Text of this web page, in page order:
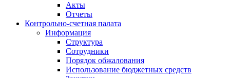
Акты
Отчеты
Контрольно-счетная палата
Информация
Структура
Сотрудники
Порядок обжалования
Использование бюджетных средств